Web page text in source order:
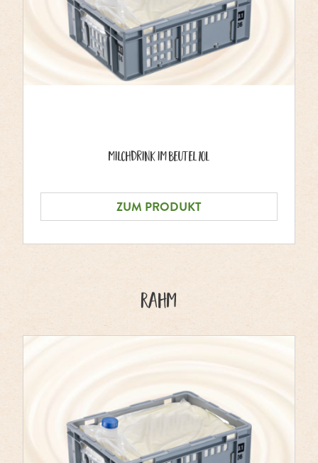
Milchdrink im Beutel 10L
ZUM PRODUKT
Rahm